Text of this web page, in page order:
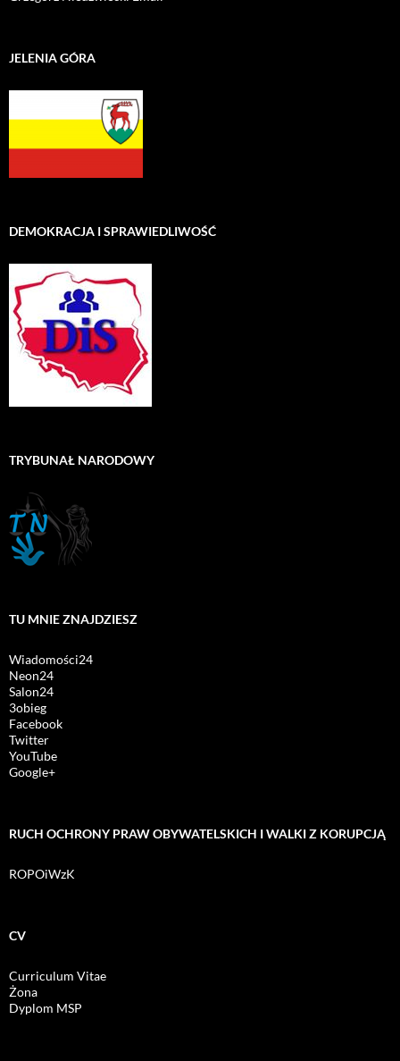
JELENIA GÓRA
DEMOKRACJA I SPRAWIEDLIWOŚĆ
TRYBUNAŁ NARODOWY
TU MNIE ZNAJDZIESZ
Wiadomości24
Neon24
Salon24
3obieg
Facebook
Twitter
YouTube
Google+
RUCH OCHRONY PRAW OBYWATELSKICH I WALKI Z KORUPCJĄ
ROPOiWzK
CV
Curriculum Vitae
Żona
Dyplom MSP